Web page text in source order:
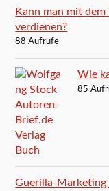
Kann man mit
verdienen?
88 Aufrufe
Wie
85
Guerilla-